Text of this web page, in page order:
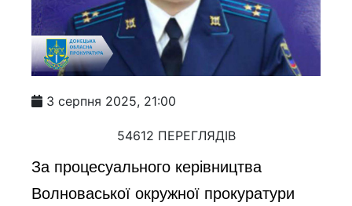
3 серпня 2025, 21:00
54612 ПЕРЕГЛЯДІВ
За процесуального керівництва
Волноваської окружної прокуратури